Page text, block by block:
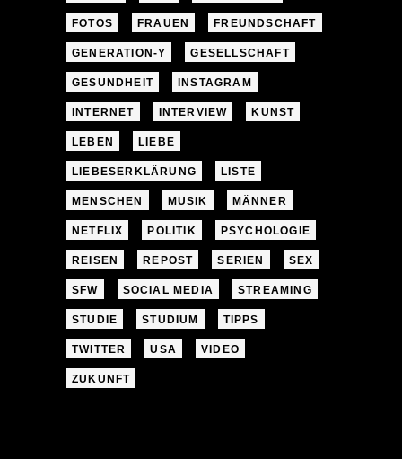
FOTOS FRAUEN FREUNDSCHAFT
GENERATION-Y GESELLSCHAFT
GESUNDHEIT INSTAGRAM
INTERNET INTERVIEW KUNST
LEBEN LIEBE
LIEBESERKLÄRUNG LISTE
MENSCHEN MUSIK MÄNNER
NETFLIX POLITIK PSYCHOLOGIE
REISEN REPOST SERIEN SEX
SFW SOCIAL MEDIA STREAMING
STUDIE STUDIUM TIPPS
TWITTER USA VIDEO
ZUKUNFT